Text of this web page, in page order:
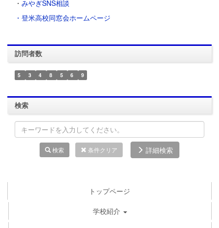
・ みやぎSNS相談
・登米高校同窓会ホームページ
訪問者数
5 3 4 8 5 6 9
検索
検索 条件クリア 詳細検索
トップページ
学校紹介